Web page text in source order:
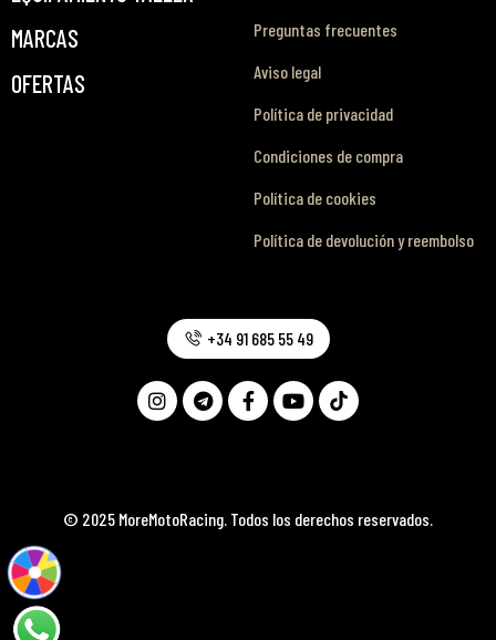
MARCAS
OFERTAS
Preguntas frecuentes
Aviso legal
Política de privacidad
Condiciones de compra
Política de cookies
Política de devolución y reembolso
© 2025 MoreMotoRacing. Todos los derechos reservados.
+34 91 685 55 49